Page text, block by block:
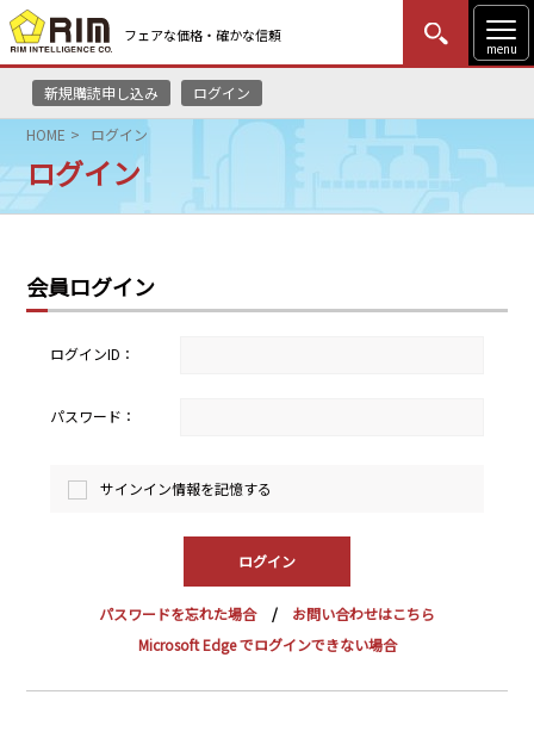
フェアな価格・確かな信頼
menu
新規購読申し込み ログイン
MENU
はじめての方
HOME
リムレポート
メソドロジー
研修・セミナー
English Website
瑞姆亜太能源諮問(北京)
HOME ログイン
ログイン
会員ログイン
ログインID：
パスワード：
サインイン情報を記憶する
パスワードを忘れた場合
お問い合わせはこちら
Microsoft Edge でログインできない場合